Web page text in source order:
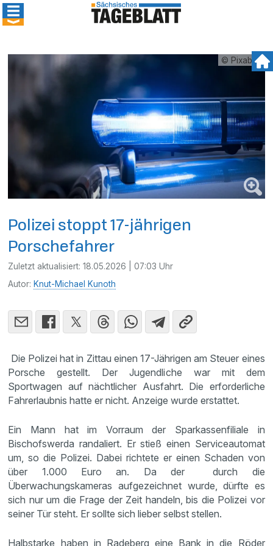
© Pixabay
Polizei stoppt 17-jährigen
Porschefahrer
Zuletzt aktualisiert:18.05.2026 | 07:03 Uhr
Autor: Knut-Michael Kunoth
Die Polizei hat in Zittau einen 17-Jährigen am Steuer eines
Porsche gestellt. Der Jugendliche war mit dem
Sportwagen auf nächtlicher Ausfahrt. Die erforderliche
Fahrerlaubnis hatte er nicht. Anzeige wurde erstattet.
Ein Mann hat im Vorraum der Sparkassenfiliale in
Bischofswerda randaliert. Er stieß einen Serviceautomat
um, so die Polizei. Dabei richtete er einen Schaden von
über 1.000 Euro an. Da der durch die
Überwachungskameras aufgezeichnet wurde, dürfte es
sich nur um die Frage der Zeit handeln, bis die Polizei vor
seiner Tür steht. Er sollte sich lieber selbst stellen.
Halbstarke haben in Radeberg eine Bank in die Röder